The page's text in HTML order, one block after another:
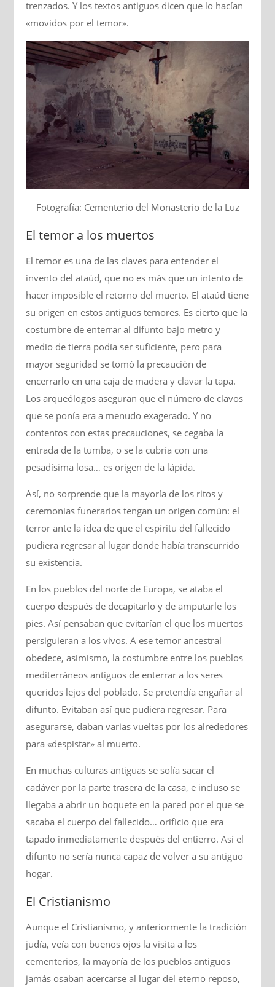
trenzados. Y los textos antiguos dicen que lo hacían
«movidos por el temor».
Fotografía: Cementerio del Monasterio de la Luz
El temor a los muertos
El temor es una de las claves para entender el
invento del ataúd, que no es más que un intento de
hacer imposible el retorno del muerto. El ataúd tiene
su origen en estos antiguos temores. Es cierto que la
costumbre de enterrar al difunto bajo metro y
medio de tierra podía ser suficiente, pero para
mayor seguridad se tomó la precaución de
encerrarlo en una caja de madera y clavar la tapa.
Los arqueólogos aseguran que el número de clavos
que se ponía era a menudo exagerado. Y no
contentos con estas precauciones, se cegaba la
entrada de la tumba, o se la cubría con una
pesadísima losa… es origen de la lápida.
Así, no sorprende que la mayoría de los ritos y
ceremonias funerarios tengan un origen común: el
terror ante la idea de que el espíritu del fallecido
pudiera regresar al lugar donde había transcurrido
su existencia.
En los pueblos del norte de Europa, se ataba el
cuerpo después de decapitarlo y de amputarle los
pies. Así pensaban que evitarían el que los muertos
persiguieran a los vivos. A ese temor ancestral
obedece, asimismo, la costumbre entre los pueblos
mediterráneos antiguos de enterrar a los seres
queridos lejos del poblado. Se pretendía engañar al
difunto. Evitaban así que pudiera regresar. Para
asegurarse, daban varias vueltas por los alrededores
para «despistar» al muerto.
En muchas culturas antiguas se solía sacar el
cadáver por la parte trasera de la casa, e incluso se
llegaba a abrir un boquete en la pared por el que se
sacaba el cuerpo del fallecido… orificio que era
tapado inmediatamente después del entierro. Así el
difunto no sería nunca capaz de volver a su antiguo
hogar.
El Cristianismo
Aunque el Cristianismo, y anteriormente la tradición
judía, veía con buenos ojos la visita a los
cementerios, la mayoría de los pueblos antiguos
jamás osaban acercarse al lugar del eterno reposo,